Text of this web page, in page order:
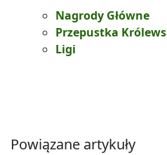
Nagrody Główne
Przepustka
Ligi
Powiązane artykuły